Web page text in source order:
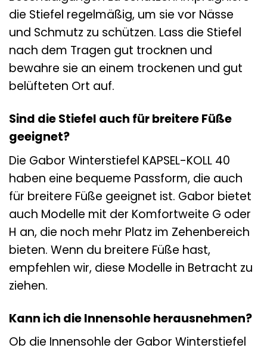
die Stiefel regelmäßig, um sie vor Nässe
und Schmutz zu schützen. Lass die Stiefel
nach dem Tragen gut trocknen und
bewahre sie an einem trockenen und gut
belüfteten Ort auf.
Sind die Stiefel auch für breitere Füße
geeignet?
Die Gabor Winterstiefel KAPSEL-KOLL 40
haben eine bequeme Passform, die auch
für breitere Füße geeignet ist. Gabor bietet
auch Modelle mit der Komfortweite G oder
H an, die noch mehr Platz im Zehenbereich
bieten. Wenn du breitere Füße hast,
empfehlen wir, diese Modelle in Betracht zu
ziehen.
Kann ich die Innensohle herausnehmen?
Ob die Innensohle der Gabor Winterstiefel